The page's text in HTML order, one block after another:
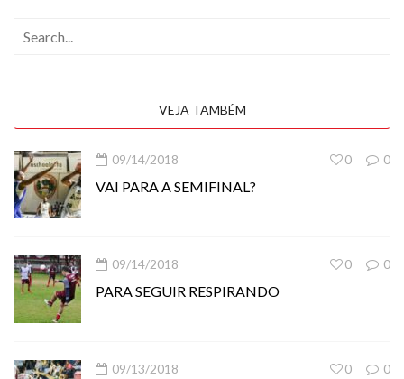
VEJA TAMBÉM
09/14/2018 0
0
VAI PARA A SEMIFINAL?
09/14/2018 0
0
PARA SEGUIR RESPIRANDO
09/13/2018 0
0